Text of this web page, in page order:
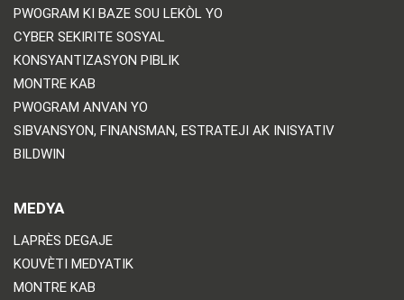
PWOGRAM KI BAZE SOU LEKÒL YO
CYBER SEKIRITE SOSYAL
KONSYANTIZASYON PIBLIK
MONTRE KAB
PWOGRAM ANVAN YO
SIBVANSYON, FINANSMAN, ESTRATEJI AK INISYATIV
BILDWIN
MEDYA
LAPRÈS DEGAJE
KOUVÈTI MEDYATIK
MONTRE KAB